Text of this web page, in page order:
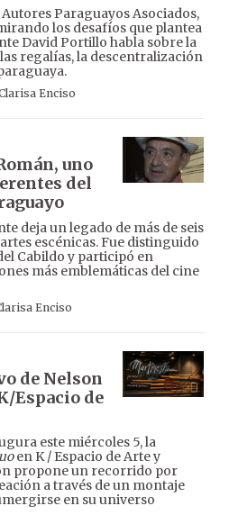
Paraguayos Asociados,
los desafíos que plantea
David Portillo habla sobre la
regalías, la descentralización
Enciso
uno
del
deja un legado de más de seis
escénicas. Fue distinguido
Cabildo y participó en
más emblemáticas del cine
Enciso
de Nelson
Espacio de
este miércoles 5, la
en K / Espacio de Arte y
propone un recorrido por
a través de un montaje
en su universo